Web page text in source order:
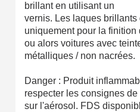
brillant en utilisant un
vernis. Les laques
uniquement pour la finition
ou alors voitures avec
métalliques / non nacrées.
Danger : Produit
respecter les consignes
sur l'aérosol. FDS